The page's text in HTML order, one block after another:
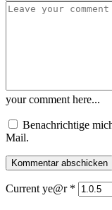
your comment here...
Benachrichtige
Mail.
Current ye@r *